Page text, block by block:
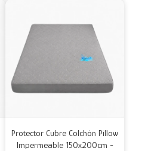
Protector Cubre Colchón Pillow
Impermeable 150x200cm -